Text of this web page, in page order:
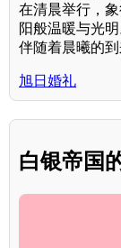
在清晨举行，
阳般温暖与光
伴随着晨曦的
旭日婚礼
白银帝国